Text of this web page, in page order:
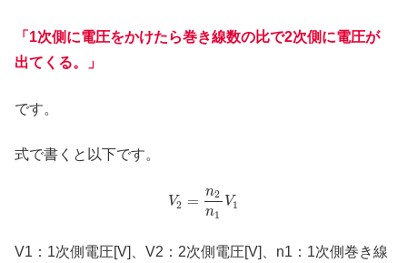
「1次側に電圧をかけたら巻き線数の比で2次側に電圧が
出てくる。」
です。
式で書くと以下です。
V2 =
n2
n1
V1
V1：1次側電圧[V]、V2：2次側電圧[V]、n1：1次側巻き線